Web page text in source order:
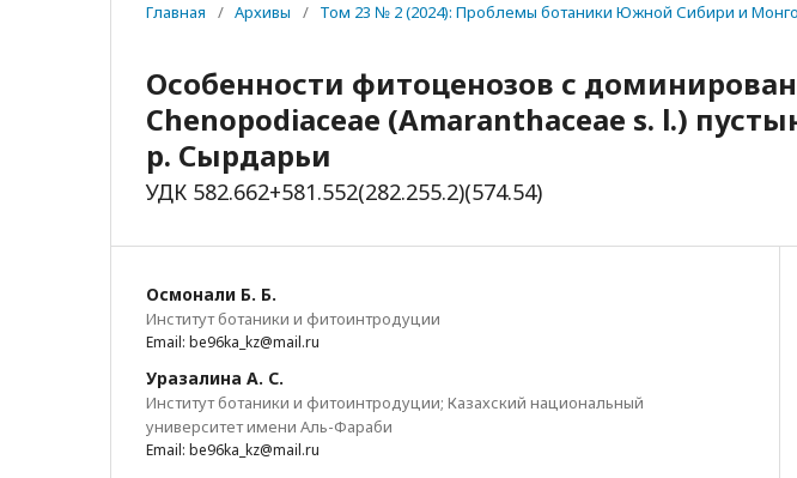
Главная / Архивы / Том 23 № 2 (2024): Проблемы ботаники Южной Сибири и
Особенности фитоценозов с
Chenopodiaceae (Amaranthaceae s. l.)
р. Сырдарьи
УДК 582.662+581.552(282.255.2)(574.54)
Осмонали Б. Б.
Институт ботаники и фитоинтродуции
Email: be96ka_kz@mail.ru
Уразалина А. С.
Институт ботаники и фитоинтродуции; Казахский национальный
университет имени Аль-Фараби
Email: be96ka_kz@mail.ru